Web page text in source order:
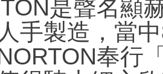
是聲名顯
手製造，當
奉行